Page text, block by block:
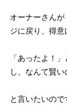
オーナーさん
ジに戻り、得意
「あったよ！
し、なんて賢い
と言いたいので